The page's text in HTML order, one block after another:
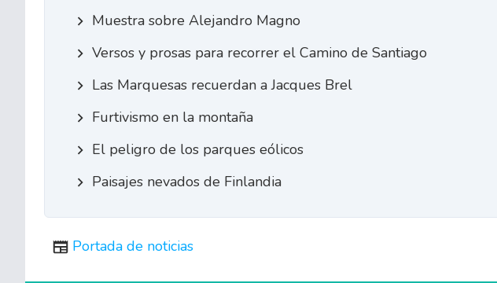
Muestra sobre Alejandro Magno
Versos y prosas para recorrer el Camino de Santiago
Las Marquesas recuerdan a Jacques Brel
Furtivismo en la montaña
El peligro de los parques eólicos
Paisajes nevados de Finlandia
Portada de noticias